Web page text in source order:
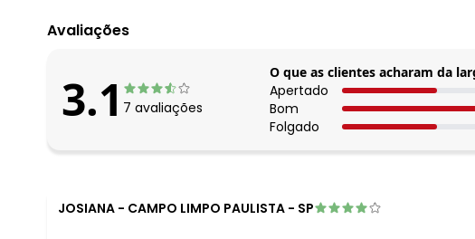
Avaliações
3.1 7 avaliações
O que as clientes acharam da
Apertado
Bom
Folgado
JOSIANA - CAMPO LIMPO PAULISTA - SP